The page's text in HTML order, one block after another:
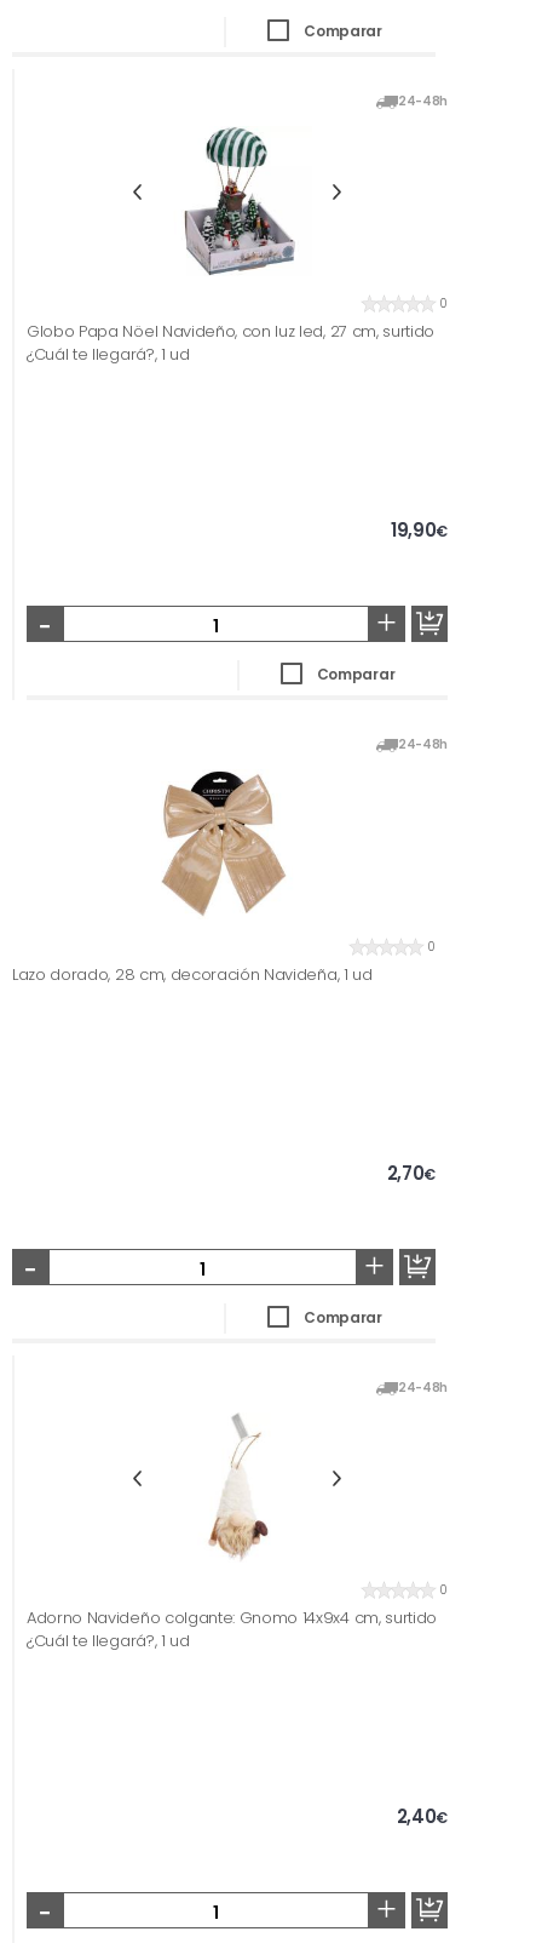
Comparar
24-48h
0
Globo Papa Nöel Navideño, con luz led, 27 cm, surtido
¿Cuál te llegará?, 1 ud
19,90€
- +
Comparar
24-48h
0
Lazo dorado, 28 cm, decoración Navideña, 1 ud
2,70€
- +
Comparar
24-48h
0
Adorno Navideño colgante: Gnomo 14x9x4 cm, surtido
¿Cuál te llegará?, 1 ud
2,40€
- +